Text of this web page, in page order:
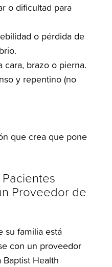
o dificultad para
o pérdida de
cara, brazo o pierna.
y repentino (no
que crea que pone
Proveedor de
su familia está
con un proveedor
Health